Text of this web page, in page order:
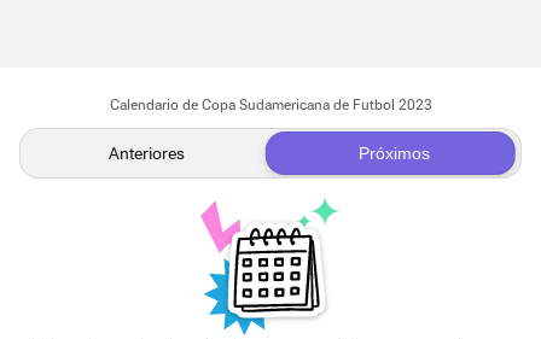
Calendario de Copa Sudamericana de Futbol 2023
Anteriores Próximos